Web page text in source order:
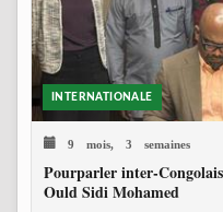
INTERNATIONALE
9 mois, 3 semaines
Pourparler inter-
Ould Sidi Mohamed